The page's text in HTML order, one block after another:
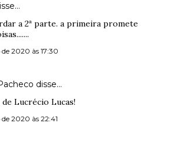
a 2ª parte. a primeira promete
2020 às 17:30
disse…
de Lucrécio Lucas!
2020 às 22:41